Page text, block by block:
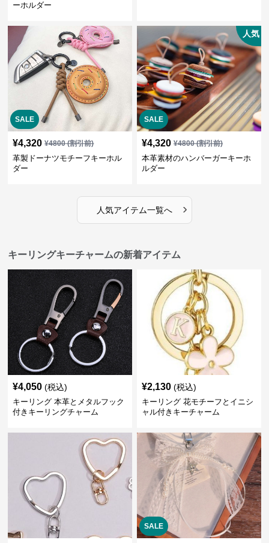
ーホルダー
SALE
¥4,320 ¥4800(割引前)
革製ドーナツモチーフキーホル
ダー
SALE
人気
¥4,320 ¥4800(割引前)
本革素材のハンバーガーキーホ
ルダー
人気アイテム一覧へ ›
キーリングキーチャームの新着アイテム
¥4,050 (税込)
キーリング 本革とメタルフック
付きキーリングチャーム
¥2,130 (税込)
キーリング 花モチーフとイニシ
ャル付きキーチャーム
SALE